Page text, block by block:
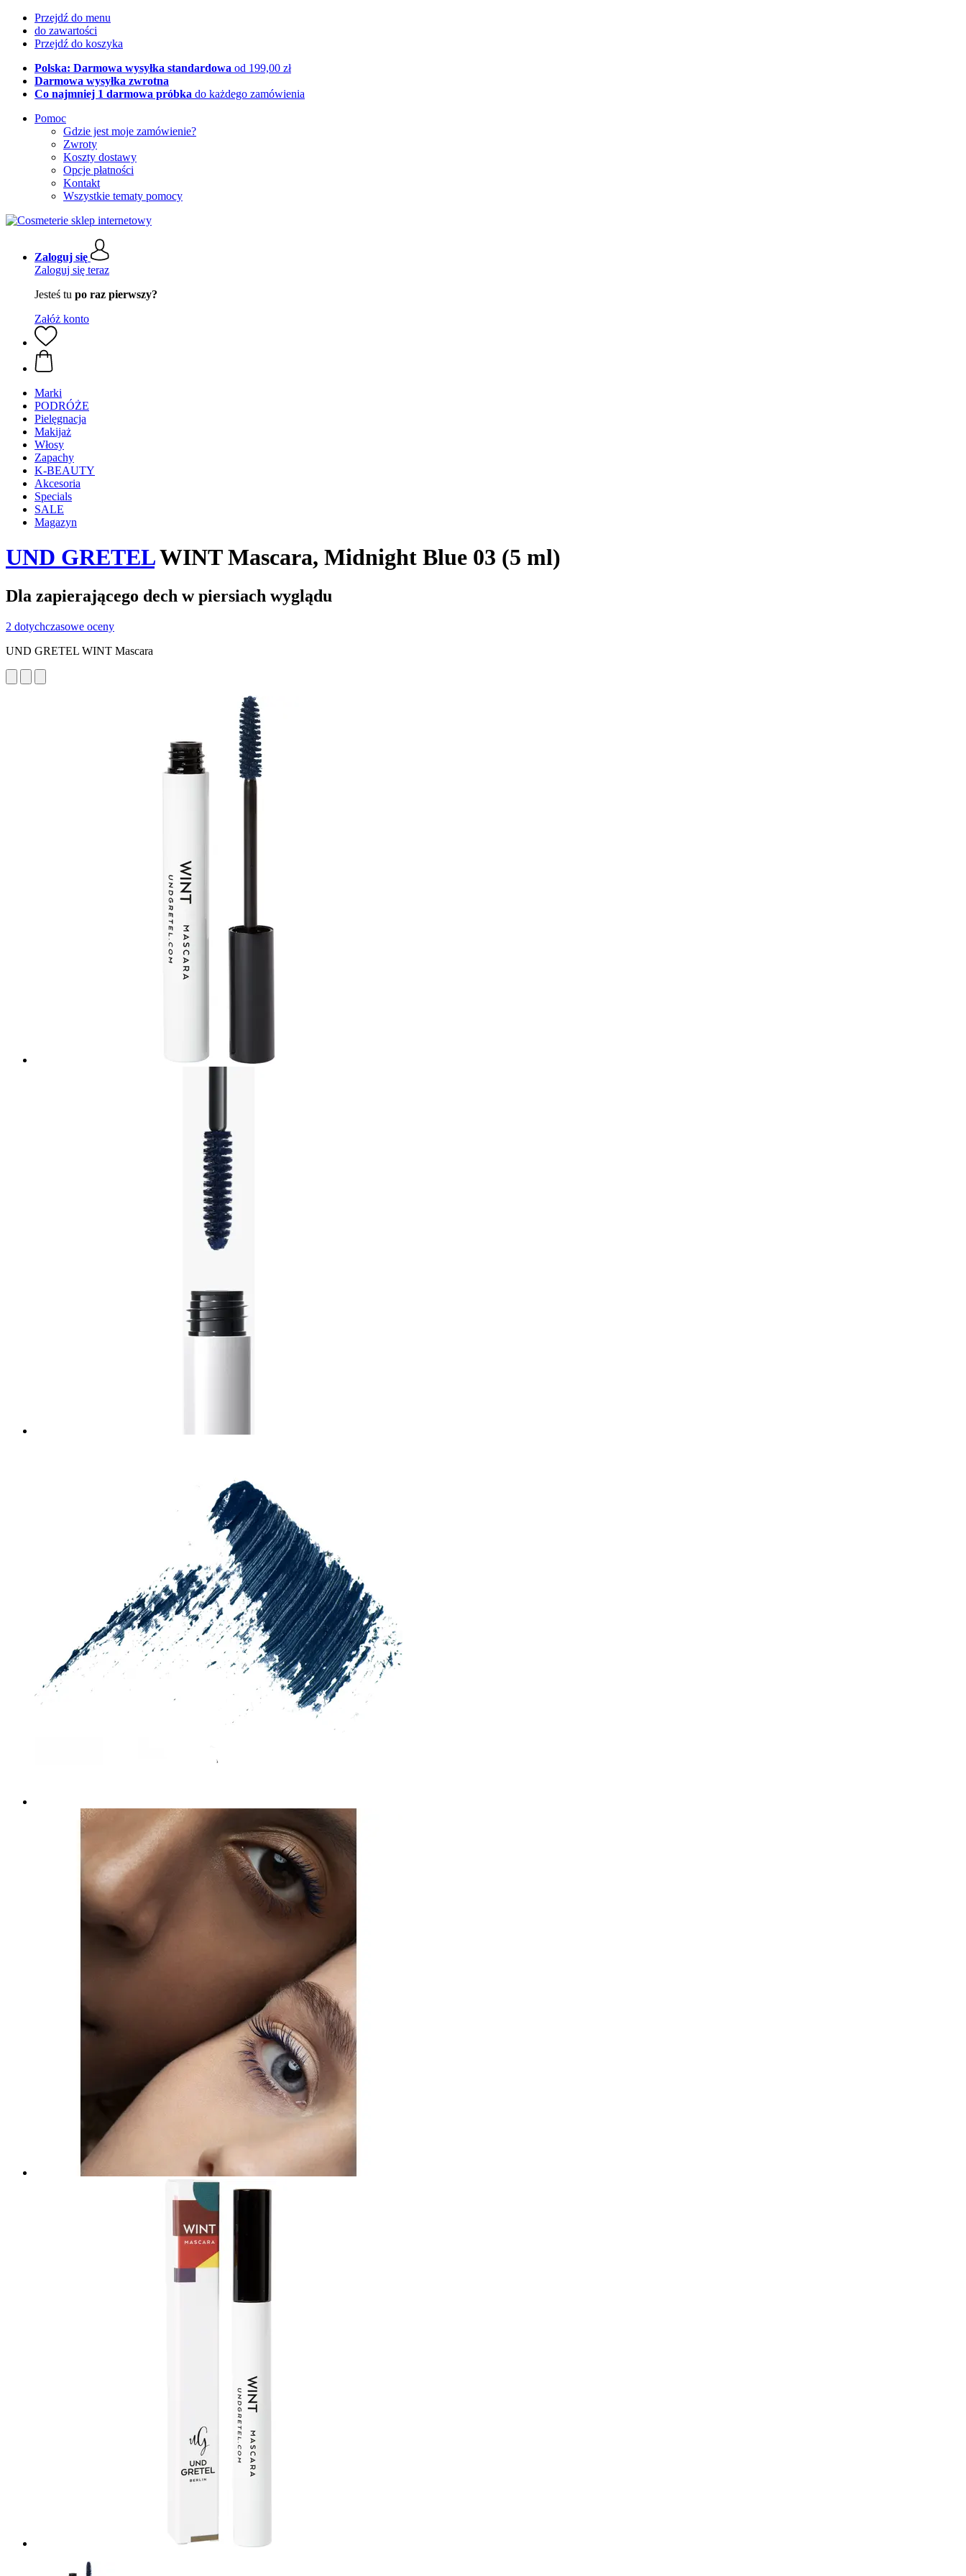
Przejdź do menu
do zawartości
Przejdź do koszyka
Polska: Darmowa wysyłka standardowa od 199,00 zł
Darmowa wysyłka zwrotna
Co najmniej 1 darmowa próbka do każdego zamówienia
Pomoc
Gdzie jest moje zamówienie?
Zwroty
Koszty dostawy
Opcje płatności
Kontakt
Wszystkie tematy pomocy
Zaloguj się
Zaloguj się teraz
Jesteś tu po raz pierwszy?
Załóż konto
Marki
PODRÓŻE
Pielęgnacja
Makijaż
Włosy
Zapachy
K-BEAUTY
Akcesoria
Specials
SALE
Magazyn
UND GRETELWINT Mascara, Midnight Blue 03 (5 ml)
Dla zapierającego dech w piersiach wyglądu
2 dotychczasowe oceny
UND GRETEL WINT Mascara